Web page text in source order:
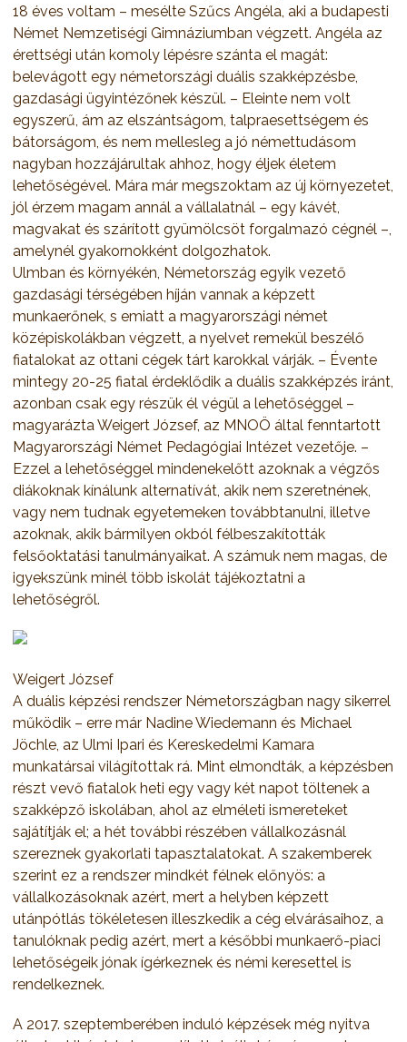
18 éves voltam – mesélte Szűcs Angéla, aki a budapesti
Német Nemzetiségi Gimnáziumban végzett. Angéla az
érettségi után komoly lépésre szánta el magát:
belevágott egy németországi duális szakképzésbe,
gazdasági ügyintézőnek készül. – Eleinte nem volt
egyszerű, ám az elszántságom, talpraesettségem és
bátorságom, és nem mellesleg a jó némettudásom
nagyban hozzájárultak ahhoz, hogy éljek életem
lehetőségével. Mára már megszoktam az új környezetet,
jól érzem magam annál a vállalatnál – egy kávét,
magvakat és szárított gyümölcsöt forgalmazó cégnél –,
amelynél gyakornokként dolgozhatok.
Ulmban és környékén, Németország egyik vezető
gazdasági térségében híján vannak a képzett
munkaerőnek, s emiatt a magyarországi német
középiskolákban végzett, a nyelvet remekül beszélő
fiatalokat az ottani cégek tárt karokkal várják. – Évente
mintegy 20-25 fiatal érdeklődik a duális szakképzés iránt,
azonban csak egy részük él végül a lehetőséggel –
magyarázta Weigert József, az MNOÖ által fenntartott
Magyarországi Német Pedagógiai Intézet vezetője. –
Ezzel a lehetőséggel mindenekelőtt azoknak a végzős
diákoknak kínálunk alternatívát, akik nem szeretnének,
vagy nem tudnak egyetemeken továbbtanulni, illetve
azoknak, akik bármilyen okból félbeszakították
felsőoktatási tanulmányaikat. A számuk nem magas, de
igyekszünk minél több iskolát tájékoztatni a
lehetőségről.
Weigert József
A duális képzési rendszer Németországban nagy sikerrel
működik – erre már Nadine Wiedemann és Michael
Jöchle, az Ulmi Ipari és Kereskedelmi Kamara
munkatársai világítottak rá. Mint elmondták, a képzésben
részt vevő fiatalok heti egy vagy két napot töltenek a
szakképző iskolában, ahol az elméleti ismereteket
sajátítják el; a hét további részében vállalkozásnál
szereznek gyakorlati tapasztalatokat. A szakemberek
szerint ez a rendszer mindkét félnek előnyös: a
vállalkozásoknak azért, mert a helyben képzett
utánpótlás tökéletesen illeszkedik a cég elvárásaihoz, a
tanulóknak pedig azért, mert a későbbi munkaerő-piaci
lehetőségeik jónak ígérkeznek és némi keresettel is
rendelkeznek.
A 2017. szeptemberében induló képzések még nyitva